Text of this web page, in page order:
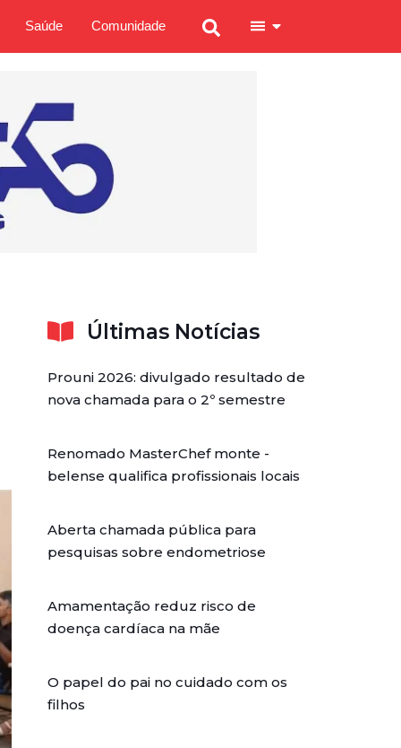
Saúde Comunidade
Últimas Notícias
Prouni 2026: divulgado resultado de
nova chamada para o 2º semestre
Renomado MasterChef monte -
belense qualifica profissionais locais
Aberta chamada pública para
pesquisas sobre endometriose
Amamentação reduz risco de
doença cardíaca na mãe
O papel do pai no cuidado com os
filhos